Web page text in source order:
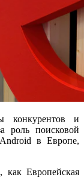
конкурентов и
роль поисковой
в Европе,
как Европейская